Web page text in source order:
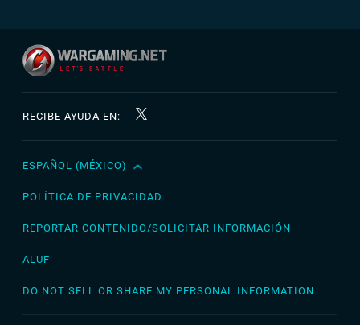
RECIBE AYUDA EN:
English
Čeština
Français
ESPAÑOL (MÉXICO)
POLÍTICA DE PRIVACIDAD
REPORTAR CONTENIDO/SOLICITAR INFORMACIÓN
ALUF
DO NOT SELL OR SHARE MY PERSONAL INFORMATION